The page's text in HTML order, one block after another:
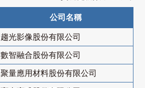
公司名稱
趨光影像股份有限公司
數智融合股份有限公司
聚量應用材料股份有限公司